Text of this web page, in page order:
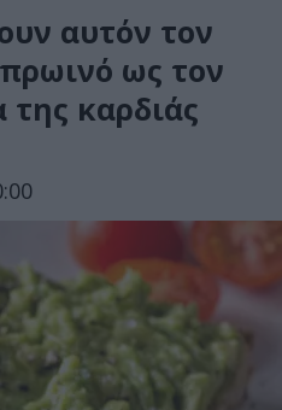
αυτόν τον
ως τον
της καρδιάς